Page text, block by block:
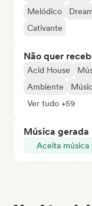
Melódico
Cativante
Não quer
Acid House
Ambiente
Ver tudo +59
Música gerada
Aceita música